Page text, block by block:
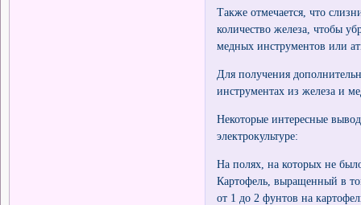
Также отмечается, что
количество железа, чтобы
медных инструментов или
Для получения
инструментах из железа и
Некоторые интересные
электрокультуре:
На полях, на которых не
Картофель, выращенный в
от 1 до 2 фунтов на